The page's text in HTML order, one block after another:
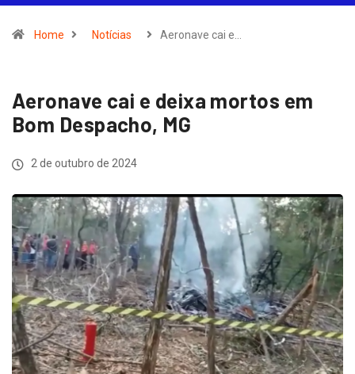
Home Notícias Aeronave cai e…
Aeronave cai e deixa mortos em
Bom Despacho, MG
2 de outubro de 2024